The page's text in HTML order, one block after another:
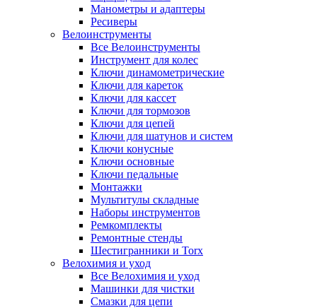
Манометры и адаптеры
Ресиверы
Велоинструменты
Все Велоинструменты
Инструмент для колес
Ключи динамометрические
Ключи для кареток
Ключи для кассет
Ключи для тормозов
Ключи для цепей
Ключи для шатунов и систем
Ключи конусные
Ключи основные
Ключи педальные
Монтажки
Мультитулы складные
Наборы инструментов
Ремкомплекты
Ремонтные стенды
Шестигранники и Torx
Велохимия и уход
Все Велохимия и уход
Машинки для чистки
Смазки для цепи